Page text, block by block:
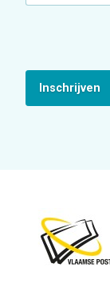
Inschrijven